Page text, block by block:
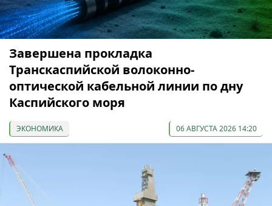
Завершена прокладка
Транскаспийской волоконно-
оптической кабельной линии по дну
Каспийского моря
ЭКОНОМИКА 06 АВГУСТА 2026 14:20